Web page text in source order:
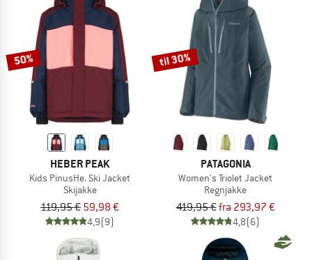
50%
HEBER PEAK
Kids PinusHe. Ski Jacket
Skijakke
119,95 € 59,98 €
4,9(9)
til 30%
PATAGONIA
Women's Triolet Jacket
Regnjakke
419,95 €fra 293,97 €
4,8(6)